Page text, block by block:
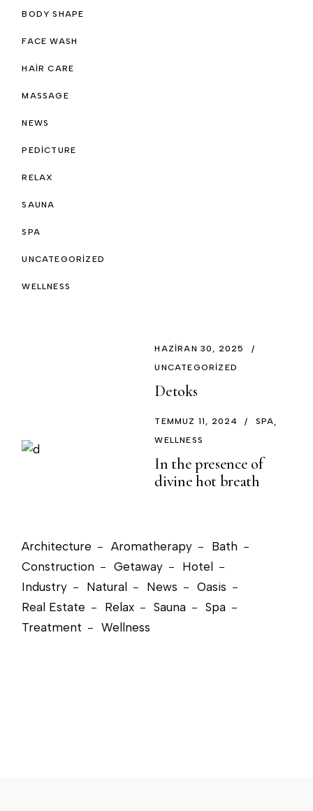
BODY SHAPE
FACE WASH
HAIR CARE
MASSAGE
NEWS
PEDICTURE
RELAX
SAUNA
SPA
UNCATEGORIZED
WELLNESS
HAZIRAN 30, 2025
UNCATEGORIZED
Detoks
TEMMUZ 11, 2024
SPA
WELLNESS
In the presence of
divine hot breath
Architecture Aromatherapy
Bath
Construction
Getaway
Hotel
Industry
Natural News
Oasis
Real Estate
Relax Sauna
Spa
Treatment
Wellness